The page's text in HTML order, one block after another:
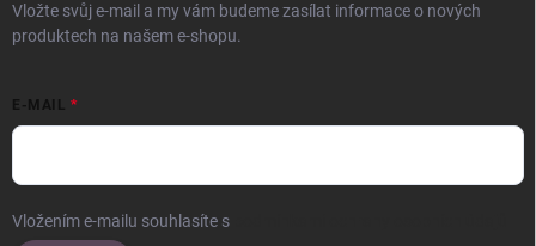
Vložte svůj e-mail a my vám budeme zasílat informace o nových
produktech na našem e-shopu.
E-MAIL
Vložením e-mailu souhlasíte s